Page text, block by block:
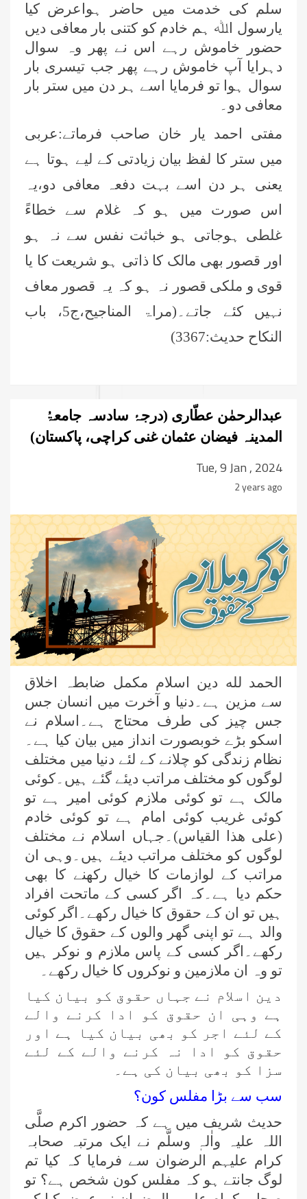
سلم کی خدمت میں حاضر ہواعرض کیا
یارسول اﷲ ہم خادم کو کتنی بار معافی دیں
حضور خاموش رہے اس نے پھر وہ سوال
دہرایا آپ خاموش رہے پھر جب تیسری بار
سوال ہوا تو فرمایا اسے ہر دن میں ستر بار
معافی دو۔
مفتی احمد یار خان صاحب فرماتے:عربی
میں ستر کا لفظ بیان زیادتی کے لیے ہوتا ہے
یعنی ہر دن اسے بہت دفعہ معافی دو،یہ
اس صورت میں ہو کہ غلام سے خطاءً
غلطی ہوجاتی ہو خباثت نفس سے نہ ہو
اور قصور بھی مالک کا ذاتی ہو شریعت کا یا
قوی و ملکی قصور نہ ہو کہ یہ قصور معاف
نہیں کئے جاتے۔(مراۃ المناجیح،ج5، باب
النکاح حدیث:3367)
عبدالرحمٰن عطّاری (درجۂ سادسہ جامعۃُ
المدینہ فیضان عثمان غنی کراچی، پاکستان)
Tue, 9 Jan , 2024
2 years ago
الحمد لله دین اسلام مکمل ضابطہ اخلاق
سے مزین ہے۔دنیا و آخرت میں انسان جس
جس چیز کی طرف محتاج ہے۔اسلام نے
اسکو بڑے خوبصورت انداز میں بیان کیا ہے۔
نظام زندگی کو چلانے کے لئے دنیا میں مختلف
لوگوں کو مختلف مراتب دیئے گئے ہیں۔کوئی
مالک ہے تو کوئی ملازم کوئی امیر ہے تو
کوئی غریب کوئی امام ہے تو کوئی خادم
(علی ھذا القیاس)۔جہاں اسلام نے مختلف
لوگوں کو مختلف مراتب دیئے ہیں۔وہی ان
مراتب کے لوازمات کا خیال رکھنے کا بھی
حکم دیا ہے۔کہ اگر کسی کے ماتحت افراد
ہیں تو ان کے حقوق کا خیال رکھے۔اگر کوئی
والد ہے تو اپنی گھر والوں کے حقوق کا خیال
رکھے۔اگر کسی کے پاس ملازم و نوکر ہیں
تو وہ ان ملازمین و نوکروں کا خیال رکھے۔
دین اسلام نے جہاں حقوق کو بیان کیا
ہے وہی ان حقوق کو ادا کرنے والے
کے لئے اجر کو بھی بیان کیا ہے اور
حقوق کو ادا نہ کرنے والے کے لئے
سزا کو بھی بیان کی ہے۔
سب سے بڑا مفلس کون؟
حدیث شریف میں ہے کہ حضور اکرم صلَّی
اللہ علیہ واٰلہٖ وسلَّم نے ایک مرتبہ صحابہ
کرام علیہم الرضوان سے فرمایا کہ کیا تم
لوگ جانتے ہو کہ مفلس کون شخص ہے؟ تو